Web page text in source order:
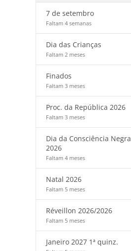
7 de setembro
Faltam 4 semanas
Dia das Crianças
Faltam 2 meses
Finados
Faltam 3 meses
Proc. da República 2026
Faltam 3 meses
Dia da Consciência Negra
2026
Faltam 4 meses
Natal 2026
Faltam 5 meses
Réveillon 2026/2026
Faltam 5 meses
Janeiro 2027 1ª quinz.